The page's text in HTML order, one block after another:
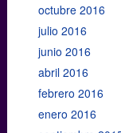
octubre 2016
julio 2016
junio 2016
abril 2016
febrero 2016
enero 2016